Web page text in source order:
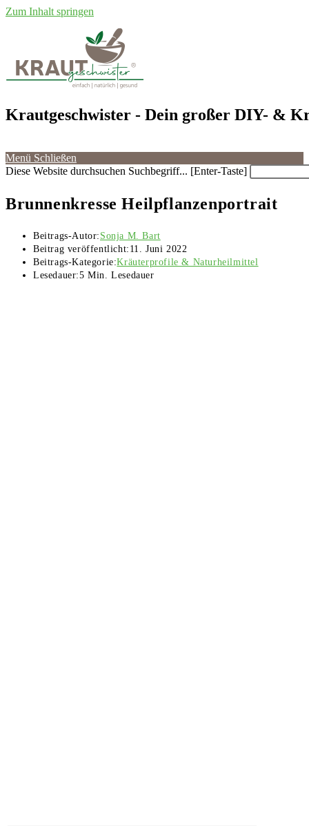
Zum Inhalt springen
Krautgeschwister - Dein großer DIY- &
Menü Schließen
Diese Website durchsuchen Suchbegriff... [Enter-Taste]
Brunnenkresse Heilpflanzenportrait
Beitrags-Autor: Sonja M. Bart
Beitrag veröffentlicht: 11. Juni 2022
Beitrags-Kategorie:Kräuterprofile & Naturheilmittel
Lesedauer:5 Min. Lesedauer